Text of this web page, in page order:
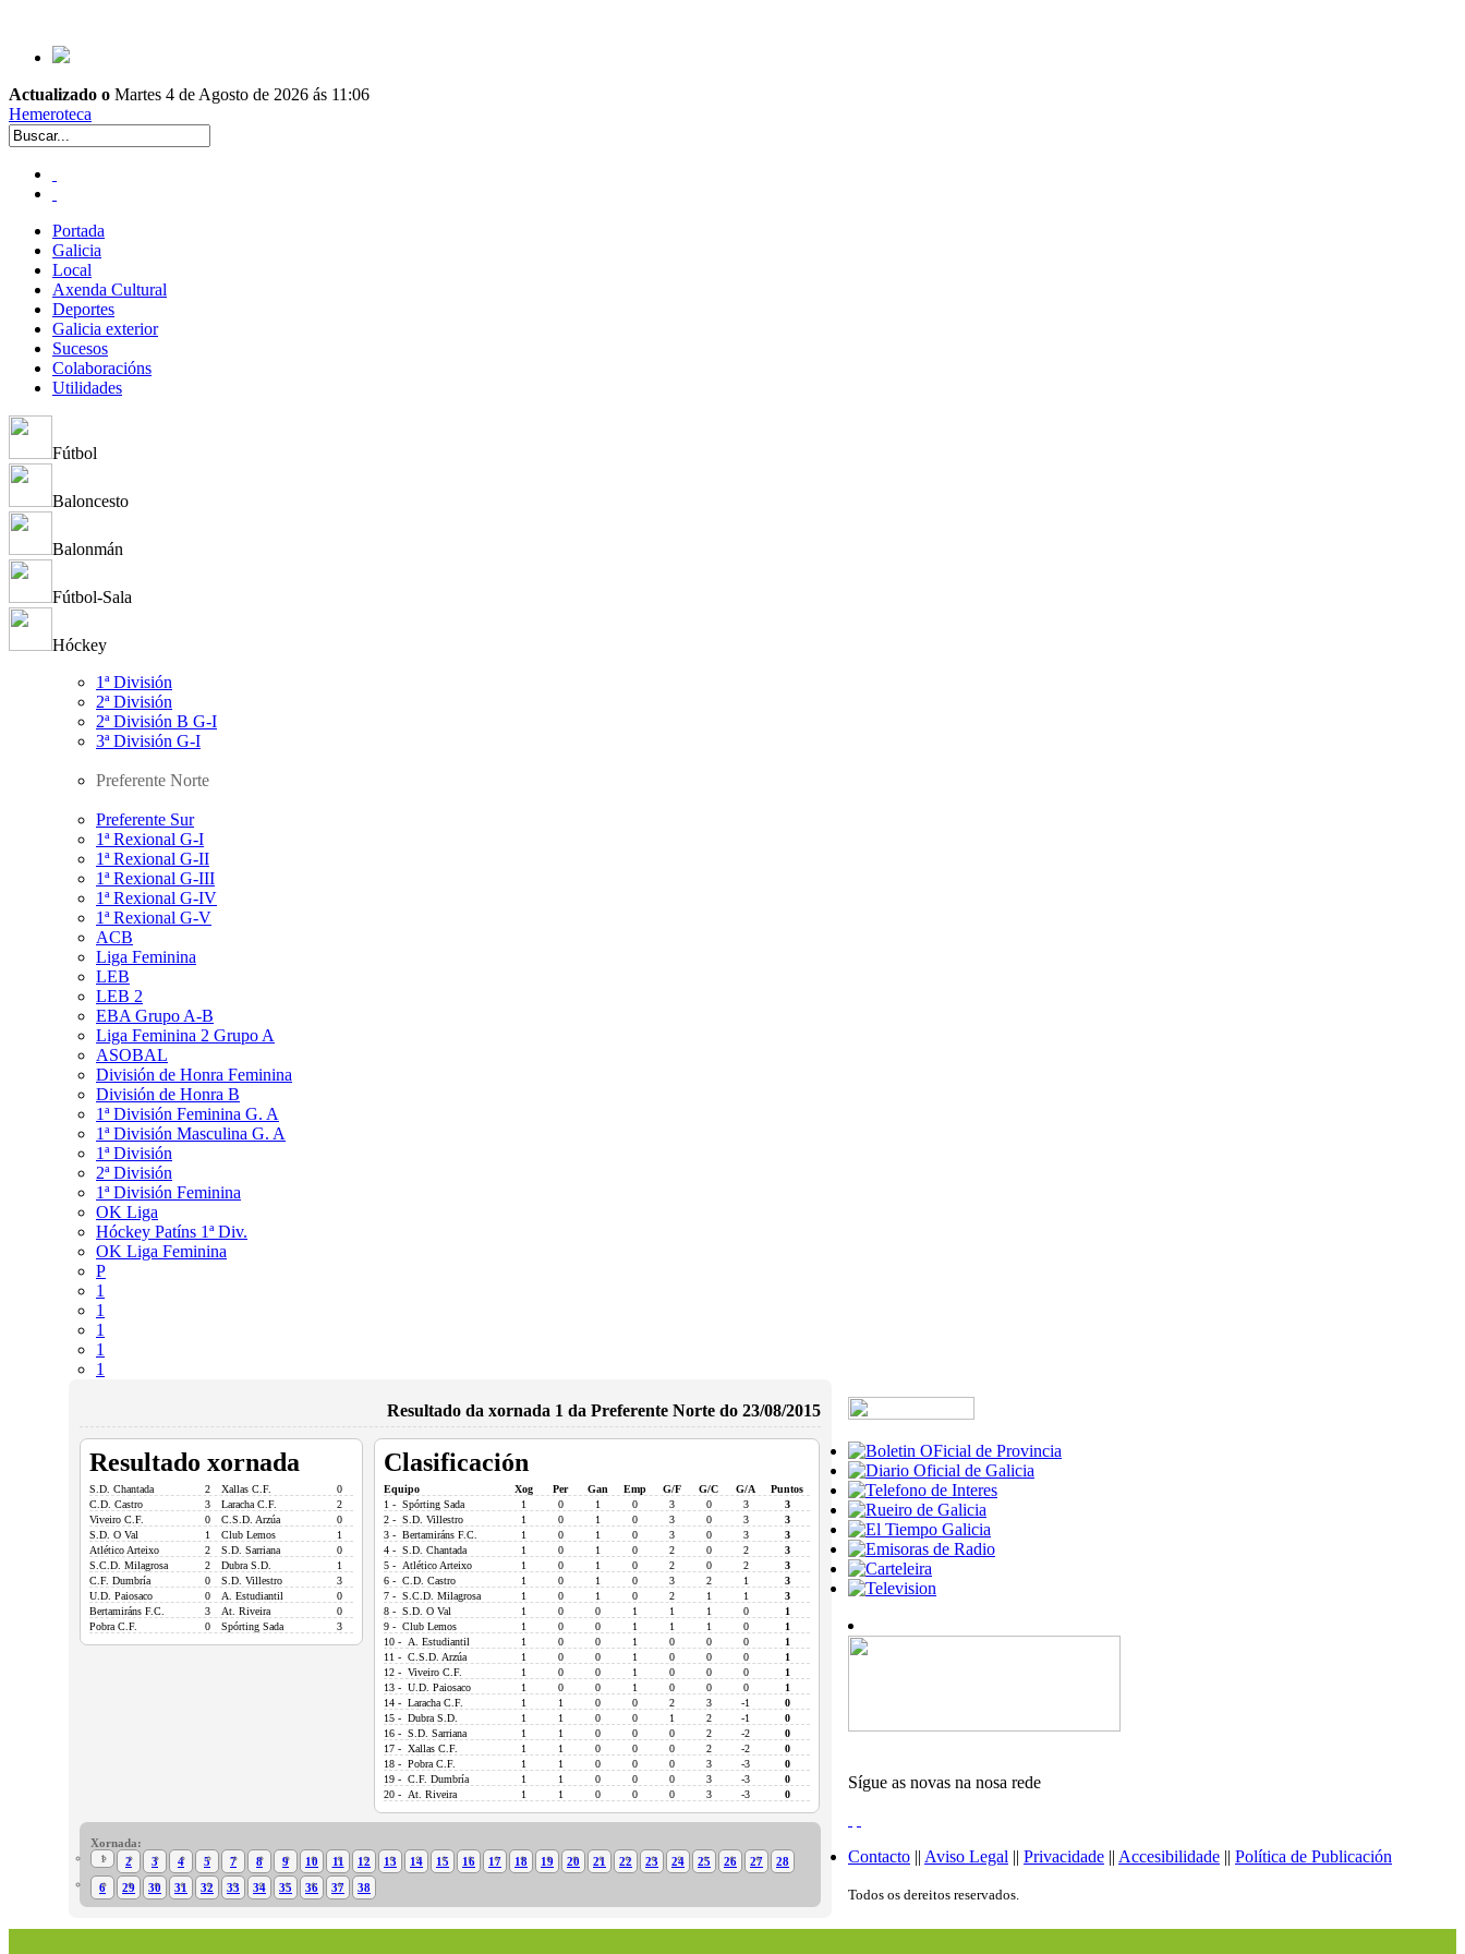
Actualizado o Martes 4 de Agosto de 2026 ás 11:06
Hemeroteca
Portada
Galicia
Local
Axenda Cultural
Deportes
Galicia exterior
Sucesos
Colaboracións
Utilidades
Fútbol
Baloncesto
Balonmán
Fútbol-Sala
Hóckey
1ª División
2ª División
2ª División B G-I
3ª División G-I
Preferente Norte
Preferente Sur
1ª Rexional G-I
1ª Rexional G-II
1ª Rexional G-III
1ª Rexional G-IV
1ª Rexional G-V
ACB
Liga Feminina
LEB
LEB 2
EBA Grupo A-B
Liga Feminina 2 Grupo A
ASOBAL
División de Honra Feminina
División de Honra B
1ª División Feminina G. A
1ª División Masculina G. A
1ª División
2ª División
1ª División Feminina
OK Liga
Hóckey Patíns 1ª Div.
OK Liga Feminina
P
1
1
1
1
1
Resultado da xornada 1 da Preferente Norte do 23/08/2015
Resultado xornada
S.D. Chantada 2 Xallas C.F.
0
C.D. Castro
3 Laracha C.F.
2
Viveiro C.F.
0 C.S.D. Arzúa
0
S.D. O Val
1 Club Lemos
1
Atlético Arteixo
2 S.D. Sarriana
0
S.C.D. Milagrosa
2 Dubra S.D.
1
C.F. Dumbría
0 S.D. Villestro
3
U.D. Paiosaco
0 A. Estudiantil
0
Bertamiráns F.C.
3 At. Riveira
0
Pobra C.F.
0 Spórting Sada 3
Clasificación
Equipo Xog Per Gan Emp G/F G/C G/A
Puntos
1 - Spórting Sada
1 0 1 0 3 0 3
3
2 - S.D. Villestro
1 0 1 0 3 0 3
3
3 - Bertamiráns F.C.
1 0 1 0 3 0 3
3
4 - S.D. Chantada
1 0 1 0 2 0 2
3
5 - Atlético Arteixo
1 0 1 0 2 0 2
3
6 - C.D. Castro
1 0 1 0 3 2 1
3
7 - S.C.D. Milagrosa
1 0 1 0 2 1 1
3
8 - S.D. O Val
1 0 0 1 1 1 0
1
9 - Club Lemos
1 0 0 1 1 1 0
1
10 - A. Estudiantil
1 0 0 1 0 0 0
1
11 - C.S.D. Arzúa
1 0 0 1 0 0 0
1
12 - Viveiro C.F.
1 0 0 1 0 0 0
1
13 - U.D. Paiosaco
1 0 0 1 0 0 0
1
14 - Laracha C.F.
1 1 0 0 2 3 -1
0
15 - Dubra S.D.
1 1 0 0 1 2 -1
0
16 - S.D. Sarriana
1 1 0 0 0 2 -2
0
17 - Xallas C.F.
1 1 0 0 0 2 -2
0
18 - Pobra C.F.
1 1 0 0 0 3 -3
0
19 - C.F. Dumbría
1 1 0 0 0 3 -3
0
20 - At. Riveira
1 1 0 0 0 3 -3 0
Xornada:
1 2 3 4 5 7 8 9 10 11 12 13 14 15 16 17 18 19 20 21 22 23 24 25 26 27
28
6
29 30 31 32 33 34 35 36 37 38
Sígue as novas na nosa rede
Contacto || Aviso Legal || Privacidade || Accesibilidade || Política de Publicación
Todos os dereitos reservados.